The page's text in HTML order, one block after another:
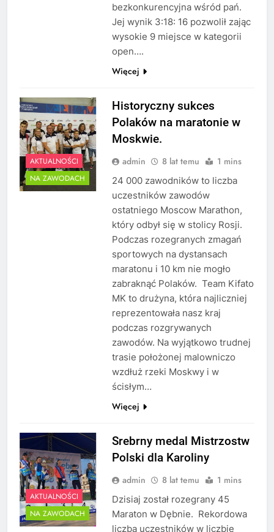
bezkonkurencyjna wśród pań.
Jej wynik 3:18: 16 pozwolił zając
wysokie 9 miejsce w kategorii
open….
Więcej
AKTUALNOŚCI
NA ZAWODACH
Historyczny sukces
Polaków na maratonie w
Moskwie.
admin 8 lat temu 1 mins
24 000 zawodników to liczba
uczestników zawodów
ostatniego Moscow Marathon,
który odbył się w stolicy Rosji.
Podczas rozegranych zmagań
sportowych na dystansach
maratonu i 10 km nie mogło
zabraknąć Polaków. Team Kifato
MK to drużyna, która najliczniej
reprezentowała nasz kraj
podczas rozgrywanych
zawodów. Na wyjątkowo trudnej
trasie położonej malowniczo
wzdłuż rzeki Moskwy i w
ścisłym…
Więcej
AKTUALNOŚCI
NA ZAWODACH
Srebrny medal Mistrzostw
Polski dla Karoliny
admin 8 lat temu 1 mins
Dzisiaj został rozegrany 45
Maraton w Dębnie. Rekordowa
liczba uczestników w liczbie